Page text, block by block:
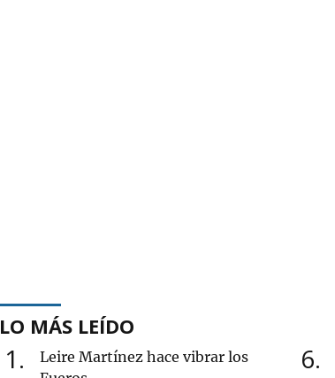
LO MÁS LEÍDO
1
Leire Martínez hace vibrar los
6